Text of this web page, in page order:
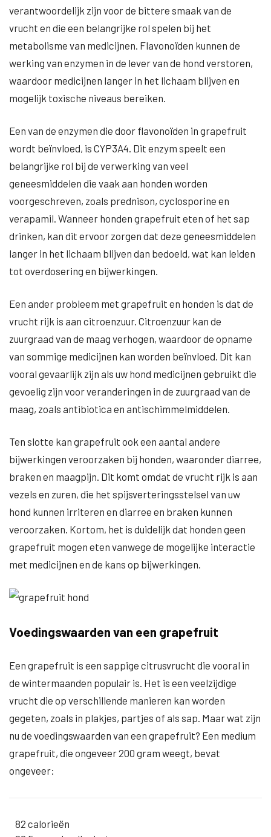
verantwoordelijk zijn voor de bittere smaak van de
vrucht en die een belangrijke rol spelen bij het
metabolisme van medicijnen. Flavonoïden kunnen de
werking van enzymen in de lever van de hond verstoren,
waardoor medicijnen langer in het lichaam blijven en
mogelijk toxische niveaus bereiken.
Een van de enzymen die door flavonoïden in grapefruit
wordt beïnvloed, is CYP3A4. Dit enzym speelt een
belangrijke rol bij de verwerking van veel
geneesmiddelen die vaak aan honden worden
voorgeschreven, zoals prednison, cyclosporine en
verapamil. Wanneer honden grapefruit eten of het sap
drinken, kan dit ervoor zorgen dat deze geneesmiddelen
langer in het lichaam blijven dan bedoeld, wat kan leiden
tot overdosering en bijwerkingen.
Een ander probleem met grapefruit en honden is dat de
vrucht rijk is aan citroenzuur. Citroenzuur kan de
zuurgraad van de maag verhogen, waardoor de opname
van sommige medicijnen kan worden beïnvloed. Dit kan
vooral gevaarlijk zijn als uw hond medicijnen gebruikt die
gevoelig zijn voor veranderingen in de zuurgraad van de
maag, zoals antibiotica en antischimmelmiddelen.
Ten slotte kan grapefruit ook een aantal andere
bijwerkingen veroorzaken bij honden, waaronder diarree,
braken en maagpijn. Dit komt omdat de vrucht rijk is aan
vezels en zuren, die het spijsverteringsstelsel van uw
hond kunnen irriteren en diarree en braken kunnen
veroorzaken. Kortom, het is duidelijk dat honden geen
grapefruit mogen eten vanwege de mogelijke interactie
met medicijnen en de kans op bijwerkingen.
Voedingswaarden van een grapefruit
Een grapefruit is een sappige citrusvrucht die vooral in
de wintermaanden populair is. Het is een veelzijdige
vrucht die op verschillende manieren kan worden
gegeten, zoals in plakjes, partjes of als sap. Maar wat zijn
nu de voedingswaarden van een grapefruit? Een medium
grapefruit, die ongeveer 200 gram weegt, bevat
ongeveer:
82 calorieën